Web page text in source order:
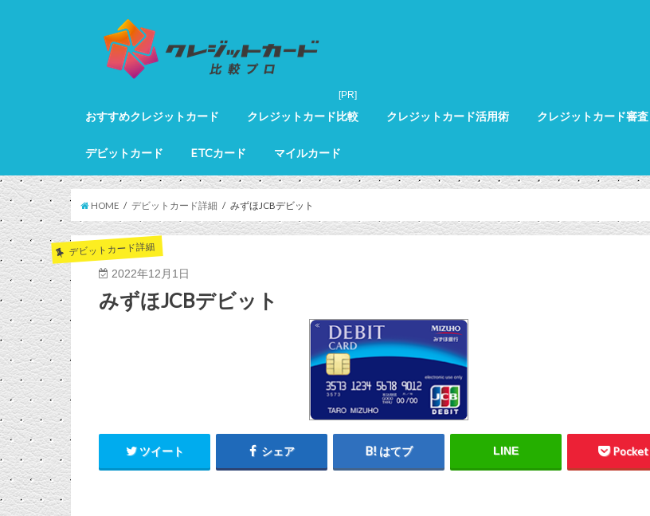
おすすめクレジットカード
クレジットカード全カードランキング
クレジットカードランキング
ゴールドカードランキング
プラチナカードランキング
ブラックカードランキング
クレジットカード比較
クレジットカード詳細
クレジットカード活用術 クレジットカード審査
デビットカード
デビットカード比較
デビットカードランキング
ETCカード マイルカード
マイルカードランキング
HOME デビットカード詳細 みずほJCBデビット
デビットカード詳細
2022年12月1日
みずほJCBデビット
ツイート シェア はてブ LINE Pocket